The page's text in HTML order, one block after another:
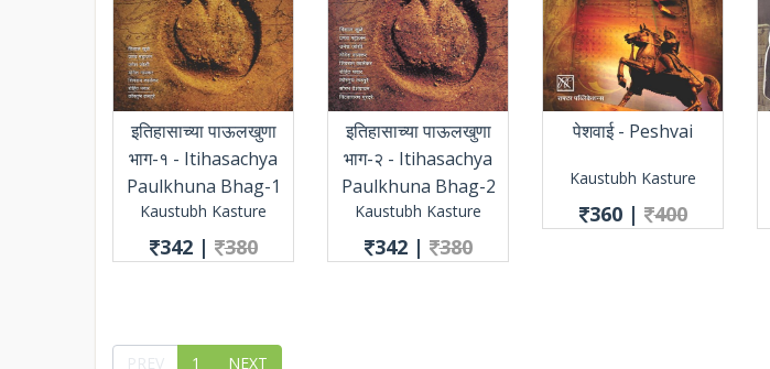
इतिहासाच्या पाऊलखुणा
भाग-१ - Itihasachya
Paulkhuna Bhag-1
Kaustubh Kasture
342 | 380
इतिहासाच्या पाऊलखुणा
भाग-२ - Itihasachya
Paulkhuna Bhag-2
Kaustubh Kasture
342 | 380
पेशवाई - Peshvai
Kaustubh Kasture
360 | 400
PREV 1 NEXT